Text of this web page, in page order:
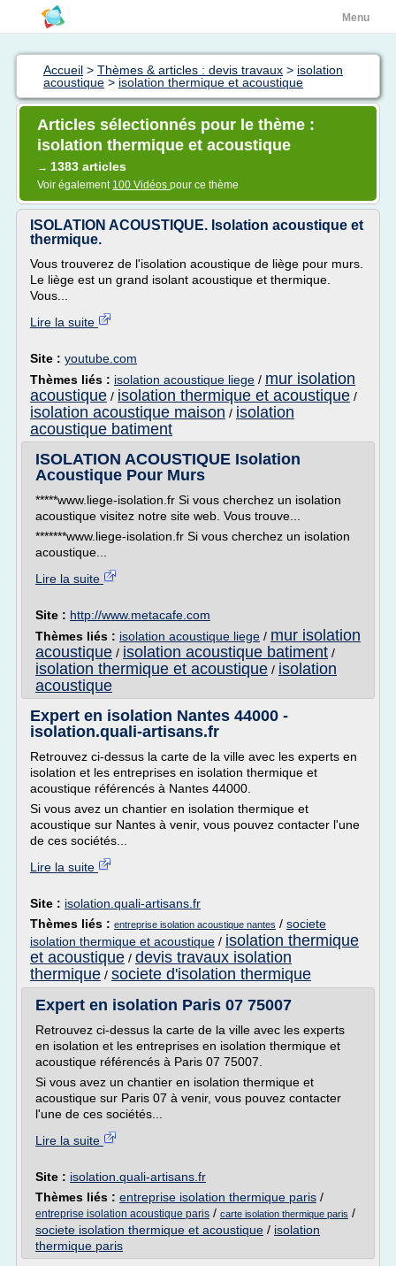
Menu
Accueil > Thèmes & articles : devis travaux > isolation
acoustique > isolation thermique et acoustique
Articles sélectionnés pour le thème :
isolation thermique et acoustique
→ 1383 articles
Voir également 100 Vidéos pour ce thème
ISOLATION ACOUSTIQUE. Isolation acoustique et
thermique.
Vous trouverez de l'isolation acoustique de liège pour murs.
Le liège est un grand isolant acoustique et thermique.
Vous...
Lire la suite
Site : youtube.com
Thèmes liés : isolation acoustique liege / mur isolation
acoustique / isolation thermique et acoustique /
isolation acoustique maison / isolation
acoustique batiment
ISOLATION ACOUSTIQUE Isolation
Acoustique Pour Murs
*****www.liege-isolation.fr Si vous cherchez un isolation
acoustique visitez notre site web. Vous trouve...
*******www.liege-isolation.fr Si vous cherchez un isolation
acoustique...
Lire la suite
Site : http://www.metacafe.com
Thèmes liés : isolation acoustique liege / mur isolation
acoustique / isolation acoustique batiment /
isolation thermique et acoustique / isolation
acoustique
Expert en isolation Nantes 44000 -
isolation.quali-artisans.fr
Retrouvez ci-dessus la carte de la ville avec les experts en
isolation et les entreprises en isolation thermique et
acoustique référencés à Nantes 44000.
Si vous avez un chantier en isolation thermique et
acoustique sur Nantes à venir, vous pouvez contacter l'une
de ces sociétés...
Lire la suite
Site : isolation.quali-artisans.fr
Thèmes liés : entreprise isolation acoustique nantes / societe
isolation thermique et acoustique / isolation thermique
et acoustique / devis travaux isolation
thermique / societe d'isolation thermique
Expert en isolation Paris 07 75007
Retrouvez ci-dessus la carte de la ville avec les experts
en isolation et les entreprises en isolation thermique et
acoustique référencés à Paris 07 75007.
Si vous avez un chantier en isolation thermique et
acoustique sur Paris 07 à venir, vous pouvez contacter
l'une de ces sociétés...
Lire la suite
Site : isolation.quali-artisans.fr
Thèmes liés : entreprise isolation thermique paris /
entreprise isolation acoustique paris / carte isolation thermique paris /
societe isolation thermique et acoustique / isolation
thermique paris